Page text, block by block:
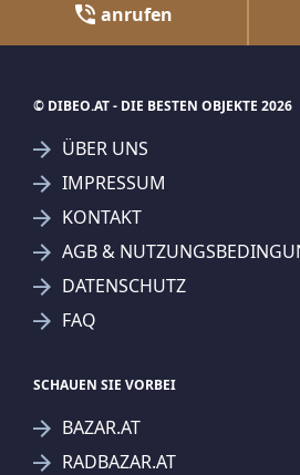
anrufen
© DIBEO.AT - DIE BESTEN OBJEKTE 2026
ÜBER UNS
IMPRESSUM
KONTAKT
AGB &
DATENSCHUTZ
FAQ
SCHAUEN SIE VORBEI
BAZAR.AT
RADBAZAR.AT